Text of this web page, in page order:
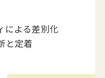
による差別化
と定着